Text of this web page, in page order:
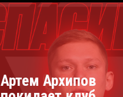
Артем Архипов